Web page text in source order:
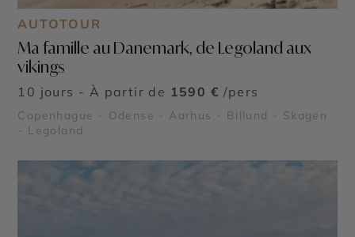
AUTOTOUR
Ma famille au Danemark, de Legoland aux
vikings
10 jours - À partir de 1590 € /pers
Copenhague - Odense - Aarhus - Billund - Skagen
- Legoland